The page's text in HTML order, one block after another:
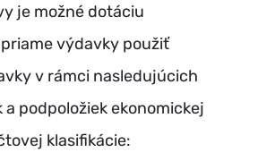
je možné dotáciu
výdavky použiť
v rámci nasledujúcich
a podpoložiek ekonomickej
klasifikácie: